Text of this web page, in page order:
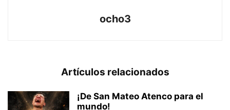
ocho3
Artículos relacionados
¡De San Mateo Atenco para el
mundo!